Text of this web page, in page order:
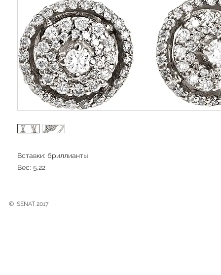
Вставки: бриллианты
Вес: 5,22
© SENAT 2017